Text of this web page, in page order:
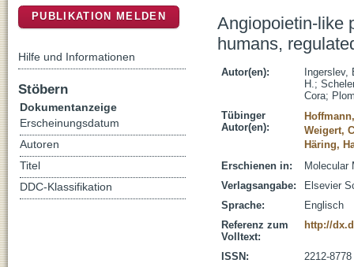
Angiopoietin-like
humans,
Autor(en):
Ingerslev,
H.;
Cora;
Tübinger
Autor(en):
Weigert,
Häring,
Erschienen in:
Molecular
Verlagsangabe:
Elsevier
Sprache:
Englisch
Referenz zum
Volltext:
http://
ISSN:
2212-8778
PUBLIKATION MELDEN
Hilfe und Informationen
Stöbern
Dokumentanzeige
Erscheinungsdatum
Autoren
Titel
DDC-Klassifikation